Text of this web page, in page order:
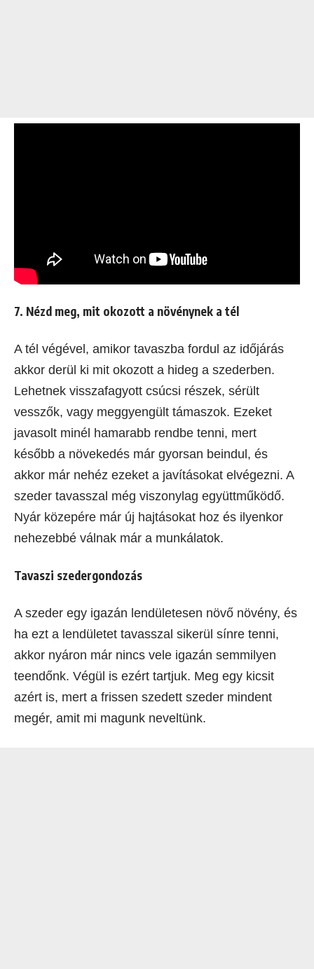
7. Nézd meg, mit okozott a növénynek a tél
A tél végével, amikor tavaszba fordul az időjárás
akkor derül ki mit okozott a hideg a szederben.
Lehetnek visszafagyott csúcsi részek, sérült
vesszők, vagy meggyengült támaszok. Ezeket
javasolt minél hamarabb rendbe tenni, mert
később a növekedés már gyorsan beindul, és
akkor már nehéz ezeket a javításokat elvégezni. A
szeder tavasszal még viszonylag együttműködő.
Nyár közepére már új hajtásokat hoz és ilyenkor
nehezebbé válnak már a munkálatok.
Tavaszi szedergondozás
A szeder egy igazán lendületesen növő növény, és
ha ezt a lendületet tavasszal sikerül sínre tenni,
akkor nyáron már nincs vele igazán semmilyen
teendőnk. Végül is ezért tartjuk. Meg egy kicsit
azért is, mert a frissen szedett szeder mindent
megér, amit mi magunk neveltünk.